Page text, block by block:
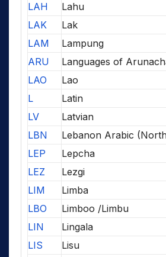
LAH
Lahu
LAK
Lak
LAM
Lampung
ARU
Languages of
LAO
Lao
L
Latin
LV
Latvian
LBN
Lebanon Arabic
LEP
Lepcha
LEZ
Lezgi
LIM
Limba
LBO
Limboo /Limbu
LIN
Lingala
LIS
Lisu